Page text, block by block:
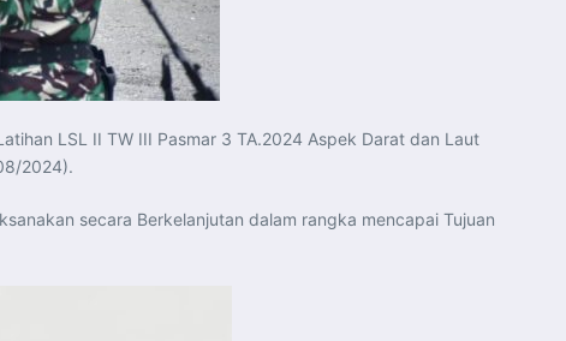
LSL II TW III Pasmar 3 TA.2024 Aspek Darat dan Laut
2024).
secara Berkelanjutan dalam rangka mencapai Tujuan